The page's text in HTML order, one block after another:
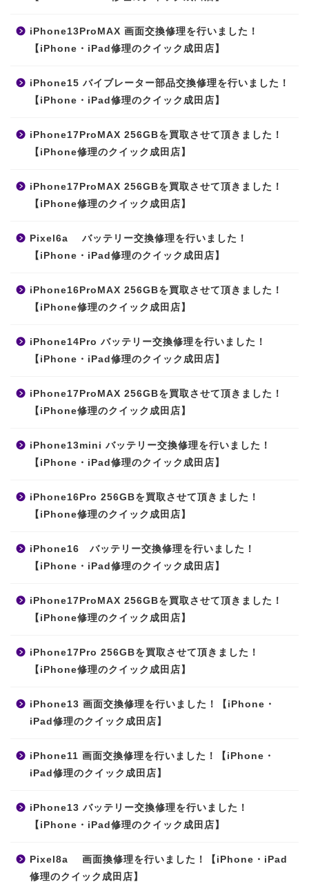
iPhone13ProMAX 画面交換修理を行いました！
【iPhone・iPad修理のクイック成田店】
iPhone15 バイブレーター部品交換修理を行いました！
【iPhone・iPad修理のクイック成田店】
iPhone17ProMAX 256GBを買取させて頂きました！
【iPhone修理のクイック成田店】
iPhone17ProMAX 256GBを買取させて頂きました！
【iPhone修理のクイック成田店】
Pixel6a バッテリー交換修理を行いました！
【iPhone・iPad修理のクイック成田店】
iPhone16ProMAX 256GBを買取させて頂きました！
【iPhone修理のクイック成田店】
iPhone14Pro バッテリー交換修理を行いました！
【iPhone・iPad修理のクイック成田店】
iPhone17ProMAX 256GBを買取させて頂きました！
【iPhone修理のクイック成田店】
iPhone13mini バッテリー交換修理を行いました！
【iPhone・iPad修理のクイック成田店】
iPhone16Pro 256GBを買取させて頂きました！
【iPhone修理のクイック成田店】
iPhone16 バッテリー交換修理を行いました！
【iPhone・iPad修理のクイック成田店】
iPhone17ProMAX 256GBを買取させて頂きました！
【iPhone修理のクイック成田店】
iPhone17Pro 256GBを買取させて頂きました！
【iPhone修理のクイック成田店】
iPhone13 画面交換修理を行いました！【iPhone・
iPad修理のクイック成田店】
iPhone11 画面交換修理を行いました！【iPhone・
iPad修理のクイック成田店】
iPhone13 バッテリー交換修理を行いました！
【iPhone・iPad修理のクイック成田店】
Pixel8a 画面換修理を行いました！【iPhone・iPad
修理のクイック成田店】